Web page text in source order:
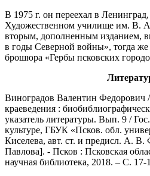
В 1975 г. он переехал в
Художественном училище им. В.
вторым, дополненным изданием,
в годы Северной войны», тогда же
брошюра «Гербы псковских
Виноградов Валентин Федорович
краеведения :
указатель литературы. Вып. 9 /
культуре, ГБУК «Псков. обл.
Киселева, авт. ст. и предисл. А.
Павлова]. - Псков : Псковская
научная библиотека, 2018. – С. 17-